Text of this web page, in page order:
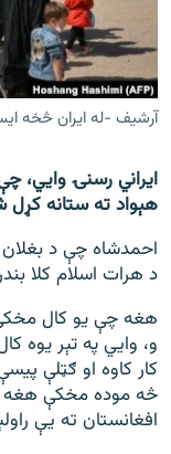
دري پاڼه
Azadi English
راسره ملګري شئ
د ازادې اروپا/
آرشیف -له ایران څخه
هېواد ته ستانه
احمدشاه چې د بغلان
د هرات اسلام کلا
هغه چې یو کال مخکې
و، وايي په تېر یوه
کار کاوه او ګټلې
څه موده مخکې هغه
افغانستان ته یې